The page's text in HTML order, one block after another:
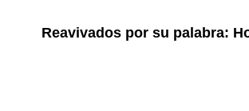
Reavivados por su palabra: